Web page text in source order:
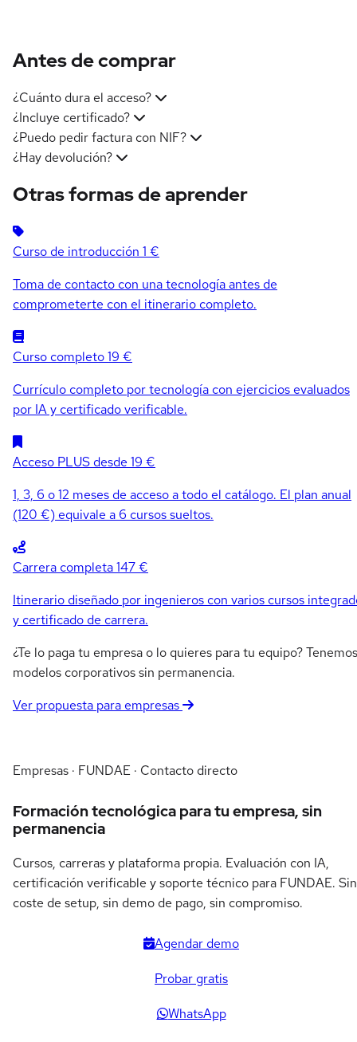
Antes de comprar
¿Cuánto dura el acceso?
¿Incluye certificado?
¿Puedo pedir factura con NIF?
¿Hay devolución?
Otras formas de aprender
Curso de introducción 1 €
Toma de contacto con una tecnología antes de
comprometerte con el itinerario completo.
Curso completo19 €
Currículo completo por tecnología con ejercicios evaluados
por IA y certificado verificable.
Acceso PLUS desde 19 €
1, 3, 6 o 12 meses de acceso a todo el catálogo. El plan anual
(120 €) equivale a 6 cursos sueltos.
Carrera completa147 €
Itinerario diseñado por ingenieros con varios cursos
y certificado de carrera.
¿Te lo paga tu empresa o lo quieres para tu equipo? Tenemos
modelos corporativos sin permanencia.
Ver propuesta para empresas
Empresas · FUNDAE · Contacto directo
Formación tecnológica para tu empresa, sin
permanencia
Cursos, carreras y plataforma propia. Evaluación con IA,
certificación verificable y soporte técnico para FUNDAE. Sin
coste de setup, sin demo de pago, sin compromiso.
Agendar demo
Probar gratis
WhatsApp